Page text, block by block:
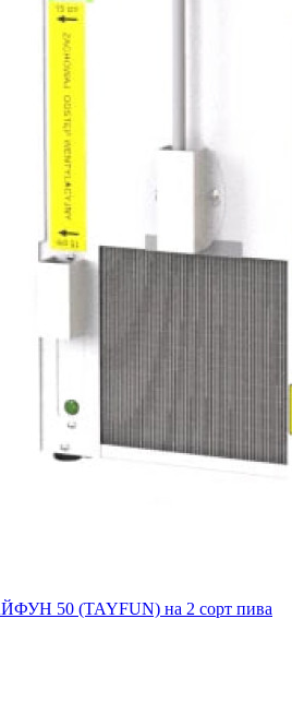
50 (TAYFUN) на 2 сорт пива